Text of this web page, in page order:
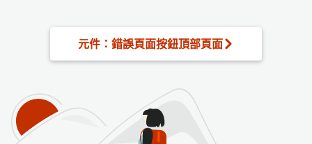
元件：錯誤頁面按鈕頂部頁面